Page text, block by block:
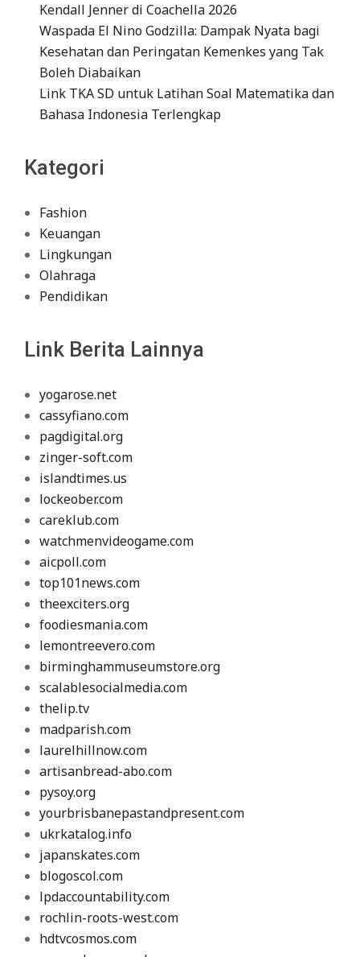
Kendall Jenner di Coachella 2026
Waspada El Nino Godzilla: Dampak Nyata bagi
Kesehatan dan Peringatan Kemenkes yang Tak
Boleh Diabaikan
Link TKA SD untuk Latihan Soal Matematika dan
Bahasa Indonesia Terlengkap
Kategori
Fashion
Keuangan
Lingkungan
Olahraga
Pendidikan
Link Berita Lainnya
yogarose.net
cassyfiano.com
pagdigital.org
zinger-soft.com
islandtimes.us
lockeober.com
careklub.com
watchmenvideogame.com
aicpoll.com
top101news.com
theexciters.org
foodiesmania.com
lemontreevero.com
birminghammuseumstore.org
scalablesocialmedia.com
thelip.tv
madparish.com
laurelhillnow.com
artisanbread-abo.com
pysoy.org
yourbrisbanepastandpresent.com
ukrkatalog.info
japanskates.com
blogoscol.com
lpdaccountability.com
rochlin-roots-west.com
hdtvcosmos.com